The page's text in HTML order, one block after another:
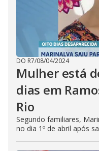
DO R7/08/04/2024
Mulher está
dias em
Rio
Segundo familiares,
no dia 1º de abril após